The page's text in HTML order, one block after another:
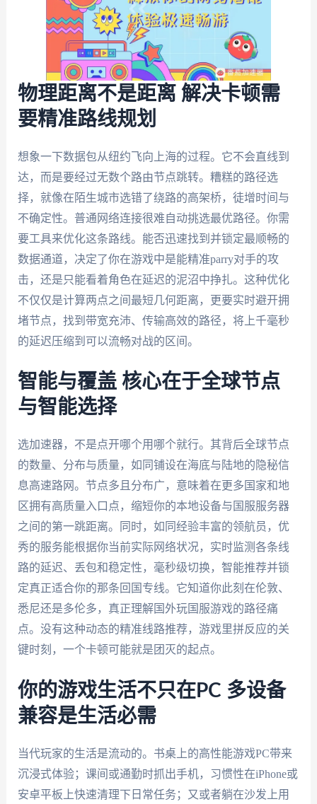
物理距离不是距离 解决卡顿需
要精准路线规划
想象一下数据包从纽约飞向上海的过程。它不会直线到
达，而是要经过无数个路由节点跳转。糟糕的路径选
择，就像在陌生城市选错了绕路的高架桥，徒增时间与
不确定性。普通网络连接很难自动挑选最优路径。你需
要工具来优化这条路线。能否迅速找到并锁定最顺畅的
数据通道，决定了你在游戏中是能精准parry对手的攻
击，还是只能看着角色在延迟的泥沼中挣扎。这种优化
不仅仅是计算两点之间最短几何距离，更要实时避开拥
堵节点，找到带宽充沛、传输高效的路径，将上千毫秒
的延迟压缩到可以流畅对战的区间。
智能与覆盖 核心在于全球节点
与智能选择
选加速器，不是点开哪个用哪个就行。其背后全球节点
的数量、分布与质量，如同铺设在海底与陆地的隐秘信
息高速路网。节点多且分布广，意味着在更多国家和地
区拥有高质量入口点，缩短你的本地设备与国服服务器
之间的第一跳距离。同时，如同经验丰富的领航员，优
秀的服务能根据你当前实际网络状况，实时监测各条线
路的延迟、丢包和稳定性，毫秒级切换，智能推荐并锁
定真正适合你的那条回国专线。它知道你此刻在伦敦、
悉尼还是多伦多，真正理解国外玩国服游戏的路径痛
点。没有这种动态的精准线路推荐，游戏里拼反应的关
键时刻，一个卡顿可能就是团灭的起点。
你的游戏生活不只在PC 多设备
兼容是生活必需
当代玩家的生活是流动的。书桌上的高性能游戏PC带来
沉浸式体验；课间或通勤时抓出手机，习惯性在iPhone或
安卓平板上快速清理下日常任务；又或者躺在沙发上用